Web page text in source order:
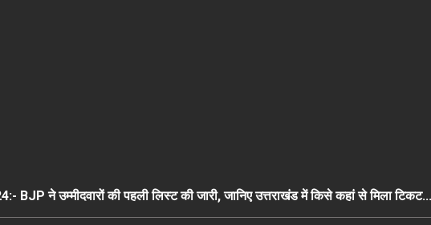
BJP ने उम्मीदवारों की पहली लिस्ट की जारी, जानिए उत्तराखंड में किसे कहां से मिला